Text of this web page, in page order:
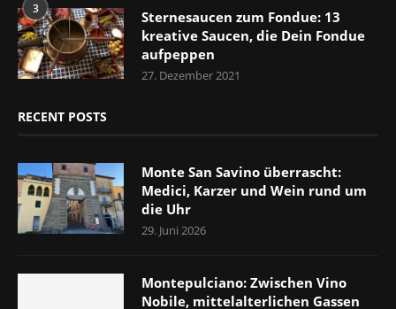
3
Sternesaucen zum Fondue: 13
kreative Saucen, die Dein Fondue
aufpeppen
27. Dezember 2021
RECENT POSTS
Monte San Savino überrascht:
Medici, Karzer und Wein rund um
die Uhr
29. Juni 2026
Montepulciano: Zwischen Vino
Nobile, mittelalterlichen Gassen